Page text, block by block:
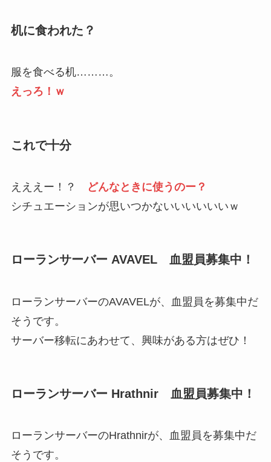
机に食われた？
服を食べる机………。
えっろ！ｗ
これで十分
えええー！？
どんなときに使うのー？
シチュエーションが思いつかないいいいいいｗ
ローランサーバー AVAVEL 血盟員募集中！
ローランサーバーのAVAVELが、血盟員を募集中だ
そうです。
サーバー移転にあわせて、興味がある方はぜひ！
ローランサーバー Hrathnir 血盟員募集中！
ローランサーバーのHrathnirが、血盟員を募集中だ
そうです。